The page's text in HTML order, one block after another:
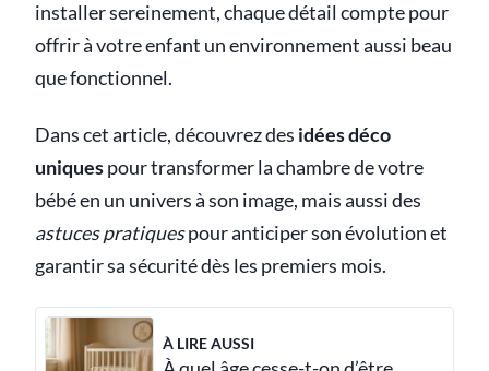
installer sereinement, chaque détail compte pour
offrir à votre enfant un environnement aussi beau
que fonctionnel.
Dans cet article, découvrez des idées déco
uniquespour transformer la chambre de votre
bébé en un univers à son image, mais aussi des
astuces pratiquespour anticiper son évolution et
garantir sa sécurité dès les premiers mois.
À LIRE AUSSI